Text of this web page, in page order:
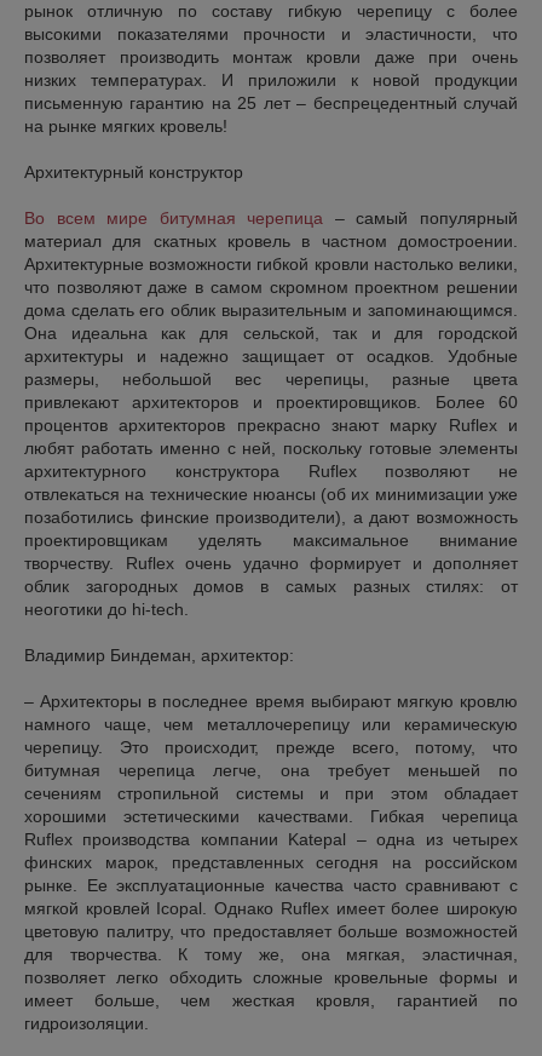
рынок отличную по составу гибкую черепицу с более
высокими показателями прочности и эластичности, что
позволяет производить монтаж кровли даже при очень
низких температурах. И приложили к новой продукции
письменную гарантию на 25 лет – беспрецедентный случай
на рынке мягких кровель!
Архитектурный конструктор
Во всем мире битумная черепица – самый популярный
материал для скатных кровель в частном домостроении.
Архитектурные возможности гибкой кровли настолько велики,
что позволяют даже в самом скромном проектном решении
дома сделать его облик выразительным и запоминающимся.
Она идеальна как для сельской, так и для городской
архитектуры и надежно защищает от осадков. Удобные
размеры, небольшой вес черепицы, разные цвета
привлекают архитекторов и проектировщиков. Более 60
процентов архитекторов прекрасно знают марку Ruflex и
любят работать именно с ней, поскольку готовые элементы
архитектурного конструктора Ruflex позволяют не
отвлекаться на технические нюансы (об их минимизации уже
позаботились финские производители), а дают возможность
проектировщикам уделять максимальное внимание
творчеству. Ruflex очень удачно формирует и дополняет
облик загородных домов в самых разных стилях: от
неоготики до hi-tech.
Владимир Биндеман, архитектор:
– Архитекторы в последнее время выбирают мягкую кровлю
намного чаще, чем металлочерепицу или керамическую
черепицу. Это происходит, прежде всего, потому, что
битумная черепица легче, она требует меньшей по
сечениям стропильной системы и при этом обладает
хорошими эстетическими качествами. Гибкая черепица
Ruflex производства компании Katepal – одна из четырех
финских марок, представленных сегодня на российском
рынке. Ее эксплуатационные качества часто сравнивают с
мягкой кровлей Icopal. Однако Ruflex имеет более широкую
цветовую палитру, что предоставляет больше возможностей
для творчества. К тому же, она мягкая, эластичная,
позволяет легко обходить сложные кровельные формы и
имеет больше, чем жесткая кровля, гарантией по
гидроизоляции.